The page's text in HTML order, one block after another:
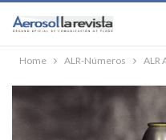
Home ALR-Números ALR